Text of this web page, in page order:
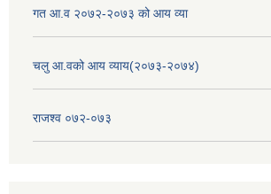
गत आ.व २०७२-२०७३ को आय व्या
चलु आ.वको आय व्याय(२०७३-२०७४)
राजश्व ०७२-०७३